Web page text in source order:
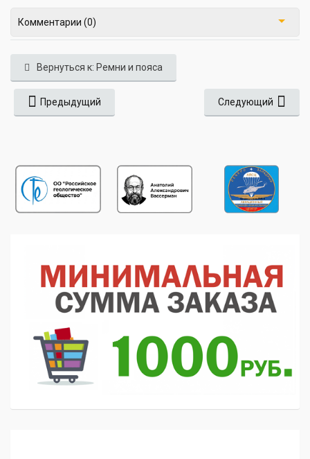
Комментарии (0)
Вернуться к: Ремни и пояса
Предыдущий Следующий